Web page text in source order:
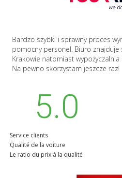
Bardzo szybki i sprawny proces
pomocny personel. Biuro
Krakowie natomiast
Na pewno skorzystam jeszcze raz!
5.0
Service clients
Qualité de la voiture
Le ratio du prix à la qualité